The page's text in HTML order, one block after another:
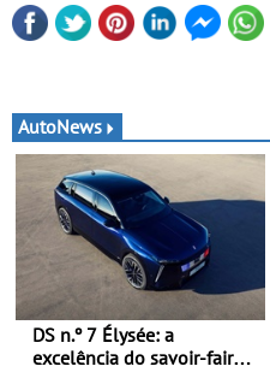
AutoNews
DS n.º 7 Élysée: a
excelência do savoir-faire